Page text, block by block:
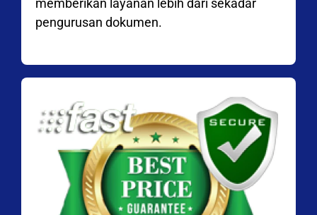
memberikan layanan lebih dari sekadar
pengurusan dokumen.